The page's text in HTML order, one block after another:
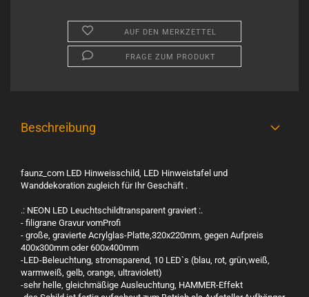
AUF DEN MERKZETTEL
FRAGE ZUM PRODUKT
Beschreibung
faunz_com LED Hinweisschild, LED Hinweistafel und
Wanddekoration zugleich für Ihr Geschäft .
.: NEON LED Leuchtschildtransparent graviert :.
- filigrane Gravur vomProfi
- große, gravierte Acrylglas-Platte,320x220mm, gegen Aufpreis
400x300mm oder 600x400mm
-LED-Beleuchtung, stromsparend, 10 LED`s (blau, rot, grün,weiß,
warmweiß, gelb, orange, ultraviolett)
-sehr helle, gleichmäßige Ausleuchtung, HAMMER-Effekt